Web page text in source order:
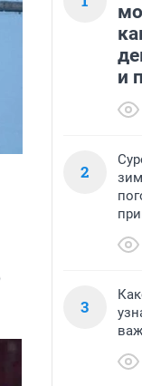
и
2
3